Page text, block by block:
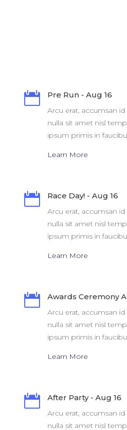
 Pre Run - Aug 16
Arcu erat, accumsan
nulla sit amet nisl
ipsum primis in
Learn More
 Race Day! - Aug 16
Arcu erat, accumsan
nulla sit amet nisl
ipsum primis in
Learn More
 Awards Ceremony
Arcu erat, accumsan
nulla sit amet nisl
ipsum primis in
Learn More
 After Party - Aug 16
Arcu erat, accumsan
nulla sit amet nisl